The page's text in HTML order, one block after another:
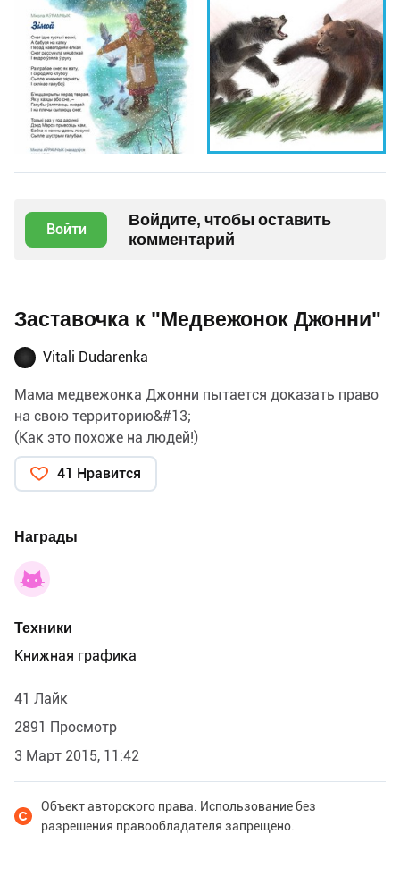
Войти
Войдите, чтобы оставить
комментарий
Заставочка к "Медвежонок Джонни"
Vitali Dudarenka
Мама медвежонка Джонни пытается доказать право
на свою территорию&#13;
(Как это похоже на людей!)
41 Нравится
Награды
Техники
Книжная графика
41 Лайк
2891 Просмотр
3 Март 2015, 11:42
Объект авторского права. Использование без
разрешения правообладателя запрещено.